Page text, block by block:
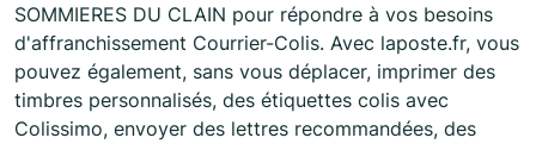
SOMMIERES DU CLAIN pour répondre à vos besoins
d'affranchissement Courrier-Colis. Avec laposte.fr, vous
pouvez également, sans vous déplacer, imprimer des
timbres personnalisés, des étiquettes colis avec
Colissimo, envoyer des lettres recommandées, des